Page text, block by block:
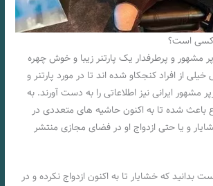
کسی است؟
مشهور و پرطرفدار یک پارتنر زیبا و خوش چهره
از افراد کنجکاو شده اند تا در مورد پارتنر و
ایرانی نیز اطلاعاتی را به دست آورند. به
باعث شده تا به اکنون حاشیه‌ های متعددی در
و یا حتی ازدواج او در فضای مجازی منتشر
بدانید که خشایار تا به اکنون ازدواج نکرده و در